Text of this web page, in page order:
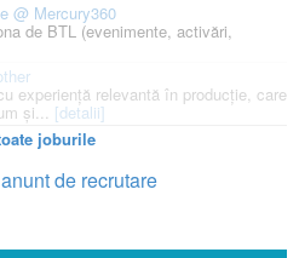
@ Mercury360
de BTL (evenimente, activări,
experiență relevantă în producție, care
și... [detalii]
joburile
de recrutare